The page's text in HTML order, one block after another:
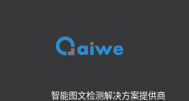
智能图文检测解决方案提供商